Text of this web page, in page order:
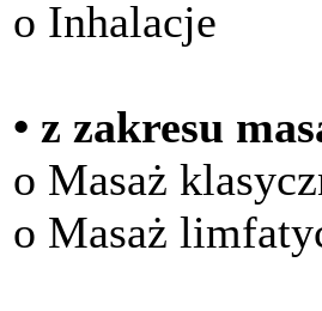
o Inhalacje
• z zakresu
o Masaż
o Masaż